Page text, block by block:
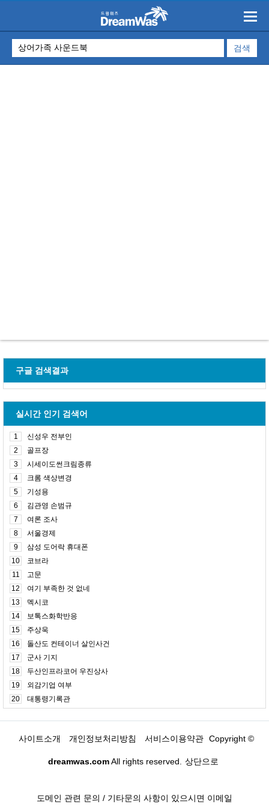
구글 검색결과
실시간 인기 검색어
1
신성우 전부인
2
골프장
3
시세이도썬크림종류
4
크롬 색상변경
5
기성용
6
김관영 손범규
7
여론 조사
8
서울경제
9
삼성 도어락 휴대폰
10
코브라
11
고문
12
여기 부족한 것 없네
13
멕시코
14
보톡스화학반응
15
주상욱
16
돌산도 컨테이너 살인사건
17
군사 기지
18
두산인프라코어 우진상사
19
외감기업 여부
20
대통령기록관
사이트소개 개인정보처리방침 서비스이용약관 Copyright ©
dreamwas.comAll rights reserved. 상단으로
도메인 관련 문의 / 기타문의 사항이 있으시면 이메일